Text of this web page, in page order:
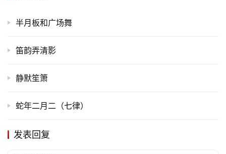
半月板和广场舞
笛韵弄清影
静默笙箫
蛇年二月二（七律）
发表回复